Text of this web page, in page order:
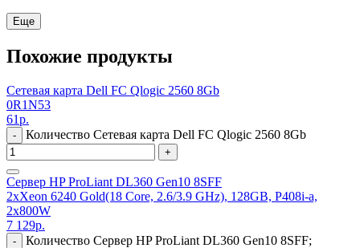
Еще
Похожие продукты
Сетевая карта Dell FC Qlogic 2560 8Gb
0R1N53
61р.
- Количество Сетевая карта Dell FC Qlogic 2560 8Gb
+
Сервер HP ProLiant DL360 Gen10 8SFF
2xXeon 6240 Gold(18 Core, 2.6/3.9 GHz), 128GB, P408i-a,
2x800W
7 129р.
-
Количество Сервер HP ProLiant DL360 Gen10 8SFF;